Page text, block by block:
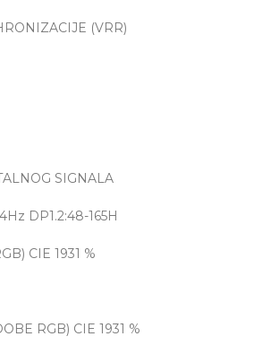
(VRR)
SIGNALA
DP1.2:48-165H
CIE 1931 %
RGB) CIE 1931 %